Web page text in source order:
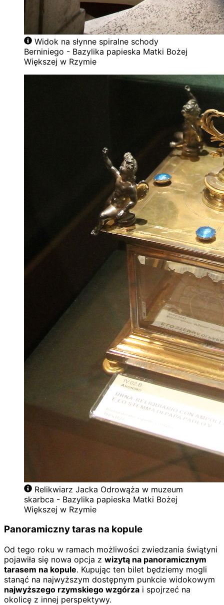
Widok na słynne spiralne schody
Berniniego - Bazylika papieska Matki Bożej
Większej w Rzymie
Relikwiarz Jacka Odrowąża w muzeum
skarbca - Bazylika papieska Matki Bożej
Większej w Rzymie
Panoramiczny taras na kopule
Od tego roku w ramach możliwości zwiedzania świątyni
pojawiła się nowa opcja z wizytą na panoramicznym
tarasem na kopule. Kupując ten bilet będziemy mogli
stanąć na najwyższym dostępnym punkcie widokowym
najwyższego rzymskiego wzgórza i spojrzeć na
okolicę z innej perspektywy.